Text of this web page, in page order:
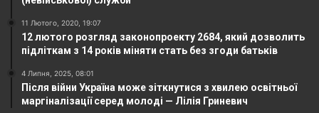
11 Лютого, 2020, 19:07
12 лютого розгляд законопроекту 2684, який дозволить
підліткам з 14 років міняти стать без згоди батьків
4 Липня, 2025, 08:01
Після війни Україна може зіткнутися з хвилею освітньої
маргіналізації серед молоді — Лілія Гриневич